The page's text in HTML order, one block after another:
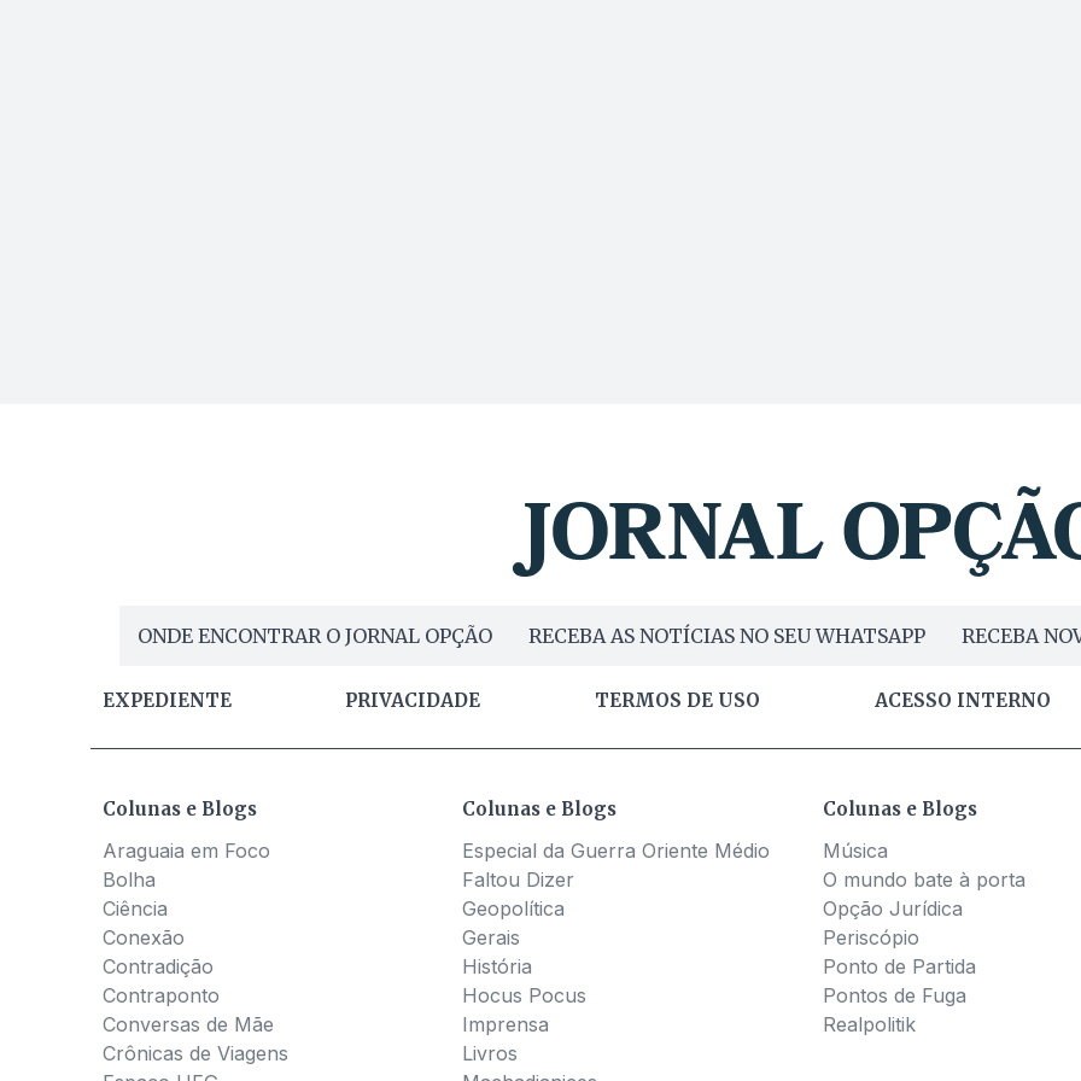
ONDE ENCONTRAR O JORNAL OPÇÃO RECEBA AS NOTÍCIAS NO SEU WHATSAPP RECEBA
EXPEDIENTE PRIVACIDADE TERMOS DE USO ACESSO INTERNO
Colunas e Blogs
Araguaia em Foco
Bolha
Ciência
Conexão
Contradição
Contraponto
Conversas de Mãe
Crônicas de Viagens
Colunas e Blogs
Especial da Guerra Oriente Médio
Faltou Dizer
Geopolítica
Gerais
História
Hocus Pocus
Imprensa
Livros
Colunas e Blogs
Música
O mundo bate à porta
Opção Jurídica
Periscópio
Ponto de Partida
Pontos de Fuga
Realpolitik